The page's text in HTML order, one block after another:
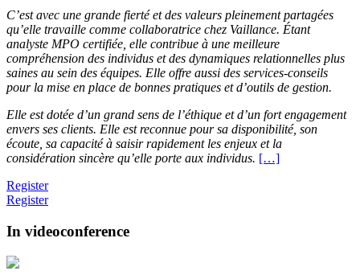
C’est avec une grande fierté et des valeurs pleinement partagées
qu’elle travaille comme collaboratrice chez Vaillance. Étant
analyste MPO certifiée, elle contribue à une meilleure
compréhension des individus et des dynamiques relationnelles plus
saines au sein des équipes. Elle offre aussi des services-conseils
pour la mise en place de bonnes pratiques et d’outils de gestion.
Elle est dotée d’un grand sens de l’éthique et d’un fort engagement
envers ses clients. Elle est reconnue pour sa disponibilité, son
écoute, sa capacité à saisir rapidement les enjeux et la
considération sincère qu’elle porte aux individus. […]
Register
Register
In videoconference